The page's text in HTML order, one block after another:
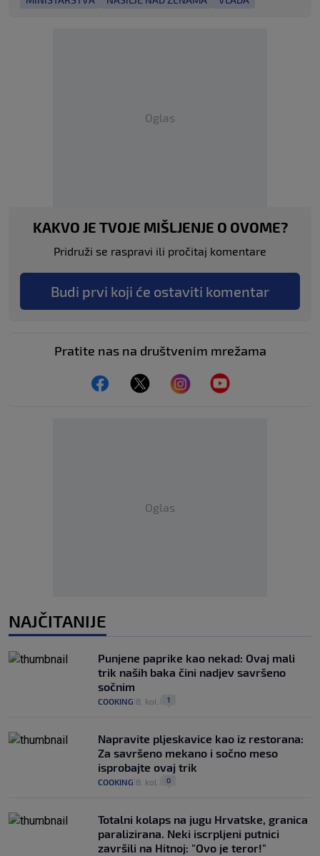
Oglas
KAKVO JE TVOJE MIŠLJENJE O OVOME?
Pridruži se raspravi ili pročitaj komentare
Budi prvi koji će ostaviti komentar
Pratite nas na društvenim mrežama
Oglas
NAJČITANIJE
Punjene paprike kao nekad: Ovaj mali
trik naših baka čini nadjev savršeno
sočnim
COOKING 8. kol. 1
Napravite pljeskavice kao iz restorana:
Za savršeno mekano i sočno meso
isprobajte ovaj trik
COOKING 8. kol. 0
Totalni kolaps na jugu Hrvatske, granica
paralizirana. Neki iscrpljeni putnici
završili na Hitnoj: "Ovo je teror!"